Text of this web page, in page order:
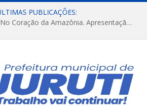
PUBLICAÇÕES:
FESTRIBAL 2026 – No Coração da Amazônia. Apresentação da Munduruku.